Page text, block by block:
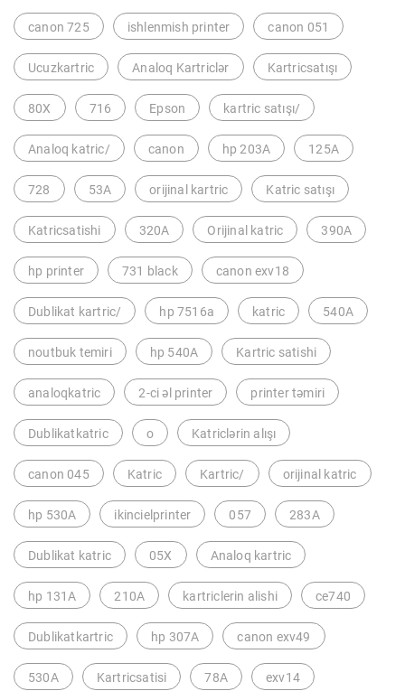
canon 725 ishlenmish printer canon 051
Ucuzkartric Analoq Kartriclər Kartricsatışı
80X 716 Epson kartric satışı/
Analoq katric/ canon hp 203A 125A
728 53A orijinal kartric Katric satışı
Katricsatishi 320A Orijinal katric 390A
hp printer 731 black canon exv18
Dublikat kartric/ hp 7516a katric 540A
noutbuk temiri hp 540A Kartric satishi
analoqkatric 2-ci əl printer printer təmiri
Dublikatkatric o Katriclərin alışı
canon 045 Katric Kartric/ orijinal katric
hp 530A ikincielprinter 057 283A
Dublikat katric 05X Analoq kartric
hp 131A 210A kartriclerin alishi ce740
Dublikatkartric hp 307A canon exv49
530A Kartricsatisi 78A exv14